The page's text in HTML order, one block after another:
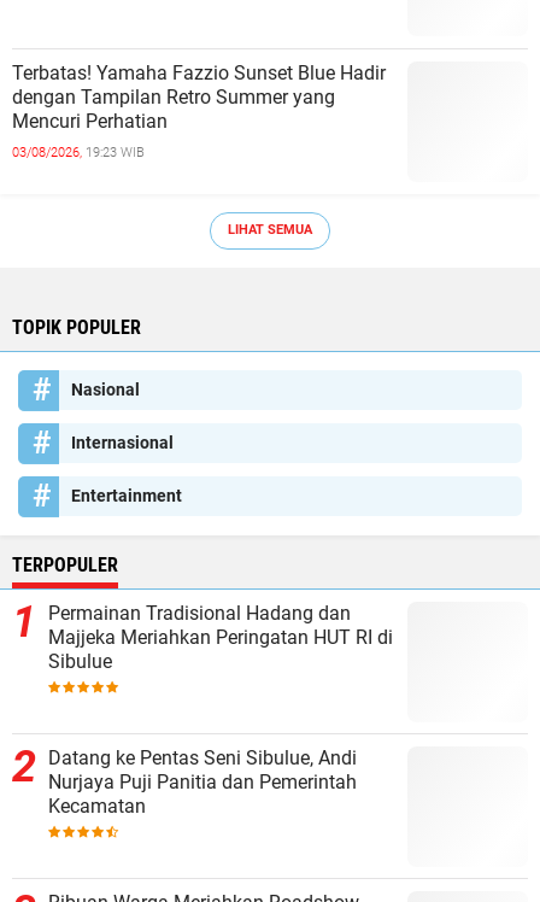
Terbatas! Yamaha Fazzio Sunset Blue Hadir
dengan Tampilan Retro Summer yang
Mencuri Perhatian
03/08/2026, 19:23 WIB
LIHAT SEMUA
TOPIK POPULER
Nasional
Internasional
Entertainment
TERPOPULER
Permainan Tradisional Hadang dan
Majjeka Meriahkan Peringatan HUT RI di
Sibulue
Datang ke Pentas Seni Sibulue, Andi
Nurjaya Puji Panitia dan Pemerintah
Kecamatan